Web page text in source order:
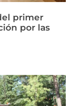
primer
por las